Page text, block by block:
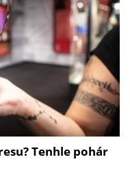
Tenhle pohár